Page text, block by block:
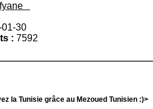
01-30
: 7592
la Tunisie grâce au Mezoued Tunisien :)>